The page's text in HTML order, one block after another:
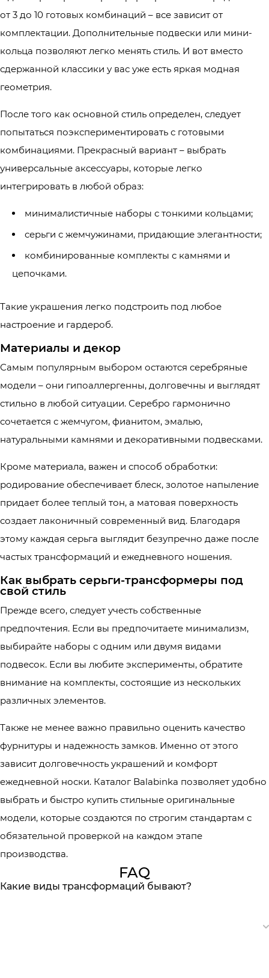
от 3 до 10 готовых комбинаций – все зависит от
комплектации. Дополнительные подвески или мини-
кольца позволяют легко менять стиль. И вот вместо
сдержанной классики у вас уже есть яркая модная
геометрия.
После того как основной стиль определен, следует
попытаться поэкспериментировать с готовыми
комбинациями. Прекрасный вариант – выбрать
универсальные аксессуары, которые легко
интегрировать в любой образ:
минималистичные наборы с тонкими кольцами;
серьги с жемчужинами, придающие элегантности;
комбинированные комплекты с камнями и
цепочками.
Такие украшения легко подстроить под любое
настроение и гардероб.
Материалы и декор
Самым популярным выбором остаются серебряные
модели – они гипоаллергенны, долговечны и выглядят
стильно в любой ситуации. Серебро гармонично
сочетается с жемчугом, фианитом, эмалью,
натуральными камнями и декоративными подвесками.
Кроме материала, важен и способ обработки:
родирование обеспечивает блеск, золотое напыление
придает более теплый тон, а матовая поверхность
создает лаконичный современный вид. Благодаря
этому каждая серьга выглядит безупречно даже после
частых трансформаций и ежедневного ношения.
Как выбрать серьги-трансформеры под
свой стиль
Прежде всего, следует учесть собственные
предпочтения. Если вы предпочитаете минимализм,
выбирайте наборы с одним или двумя видами
подвесок. Если вы любите эксперименты, обратите
внимание на комплекты, состоящие из нескольких
различных элементов.
Также не менее важно правильно оценить качество
фурнитуры и надежность замков. Именно от этого
зависит долговечность украшений и комфорт
ежедневной носки. Каталог Balabinka позволяет удобно
выбрать и быстро купить стильные оригинальные
модели, которые создаются по строгим стандартам с
обязательной проверкой на каждом этапе
производства.
FAQ
Какие виды трансформаций бывают?